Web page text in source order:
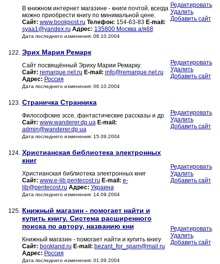
В книжном интернет магазине - книги почтой, всегда
можно приобрести книгу по минимальной цене.
Сайт: www.bookpost.ru Телефон: 154-63-83 E-mail:
syaa1@yandex.ru Адрес: 135800 Москва а/я68
Дата последнего изменения: 08.10.2004
Редактировать
Удалить
Добавить сайт
122. Эрих Мария Ремарк
Сайт посвящённый Эриху Марии Ремарку.
Сайт: remarque.net.ru E-mail: info@remarque.net.ru
Адрес: Россия
Дата последнего изменения: 06.10.2004
Редактировать
Удалить
Добавить сайт
123. Страничка Странника
Философские эссе, фантастические рассказы и др.
Сайт: www.wanderer.dp.ua E-mail:
admin@wanderer.dp.ua
Дата последнего изменения: 15.09.2004
Редактировать
Удалить
Добавить сайт
124. Христианская библиотека электронных
книг
Христианская библиотека электронных книг
Сайт: www.e-lib.pentecost.ru E-mail: e-
lib@pentecost.ru Адрес: Украина
Дата последнего изменения: 14.09.2004
Редактировать
Удалить
Добавить сайт
125. Книжный магазин - помогает найти и
купить книгу. Система расширенного
поиска по автору, названию кни
Книжный магазин - помогает найти и купить книгу
Сайт: bookland.ru E-mail: bezant_for_spam@mail.ru
Адрес: Россия
Дата последнего изменения: 01.09.2004
Редактировать
Удалить
Добавить сайт